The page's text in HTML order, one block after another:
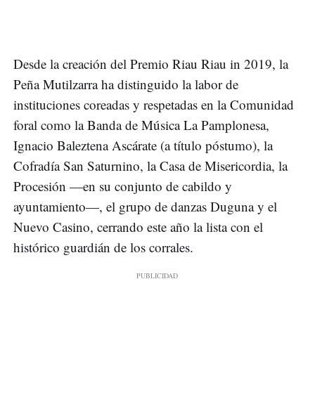
Desde la creación del Premio Riau Riau in 2019, la
Peña Mutilzarra ha distinguido la labor de
instituciones coreadas y respetadas en la Comunidad
foral como la Banda de Música La Pamplonesa,
Ignacio Baleztena Ascárate (a título póstumo), la
Cofradía San Saturnino, la Casa de Misericordia, la
Procesión —en su conjunto de cabildo y
ayuntamiento—, el grupo de danzas Duguna y el
Nuevo Casino, cerrando este año la lista con el
histórico guardián de los corrales.